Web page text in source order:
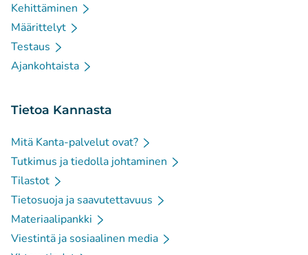
Kehittäminen
Määrittelyt
Testaus
Ajankohtaista
Tietoa Kannasta
Mitä Kanta-palvelut ovat?
Tutkimus ja tiedolla johtaminen
Tilastot
Tietosuoja ja saavutettavuus
Materiaalipankki
Viestintä ja sosiaalinen media